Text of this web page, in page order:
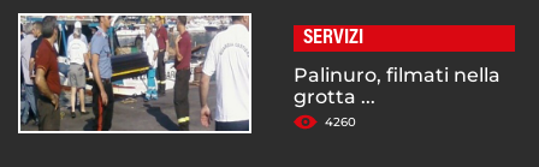
SERVIZI
Palinuro, filmati nella
grotta ...
4260